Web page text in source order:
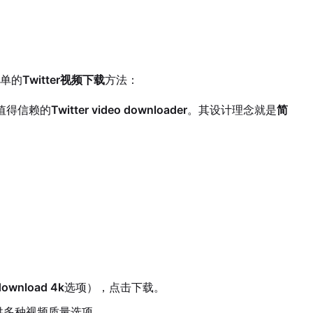
的Twitter视频下载方法：
信赖的Twitter video downloader。其设计理念就是简
4k选项），点击下载。